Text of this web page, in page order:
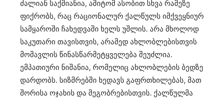
ძალიან საქმიანია, ამიტომ ასობით სხვა რამეზე
ფიქრობს, რაც რაციონალურ ქალწულს იმქვეყნიურ
სამყაროში ჩახედვაში ხელს უშლის. არა მხოლოდ
საკუთარი თავისთვის, არამედ ახლობლებისთვის
მომავლის წინასწარმეტყველება შეუძლია.
ემპათიური ნიშანია, რომელიც ახლობლების ბედზე
დარდობს. სიზმრებში ხედავს გაფრთხილებას, მათ
შორისა ოჯახის და მეგობრებისთვის. ქალწულმა